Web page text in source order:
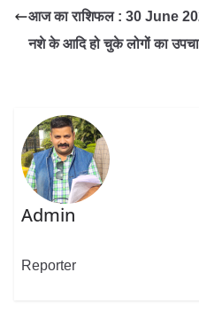
आज का राशिफल : 30 June
नशे के आदि हो चुके लोगों का
Admin
Reporter